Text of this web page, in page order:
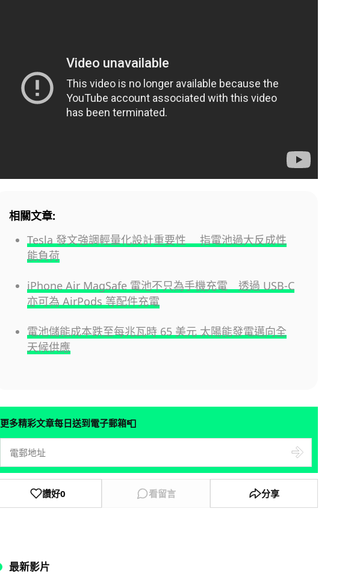
相關文章:
Tesla 發文強調輕量化設計重要性 指電池過大反成性
能負荷
iPhone Air MagSafe 電池不只為手機充電 透過 USB-C
亦可為 AirPods 等配件充電
電池儲能成本跌至每兆瓦時 65 美元 太陽能發電邁向全
天候供應
更多精彩文章每日送到電子郵箱📮
讚好0 看留言 分享
最新影片